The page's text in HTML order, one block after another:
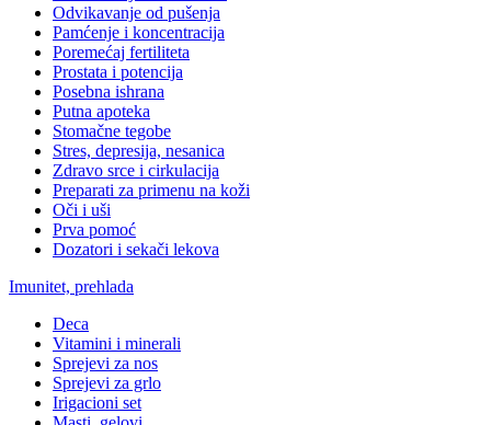
Odvikavanje od pušenja
Pamćenje i koncentracija
Poremećaj fertiliteta
Prostata i potencija
Posebna ishrana
Putna apoteka
Stomačne tegobe
Stres, depresija, nesanica
Zdravo srce i cirkulacija
Preparati za primenu na koži
Oči i uši
Prva pomoć
Dozatori i sekači lekova
Imunitet, prehlada
Deca
Vitamini i minerali
Sprejevi za nos
Sprejevi za grlo
Irigacioni set